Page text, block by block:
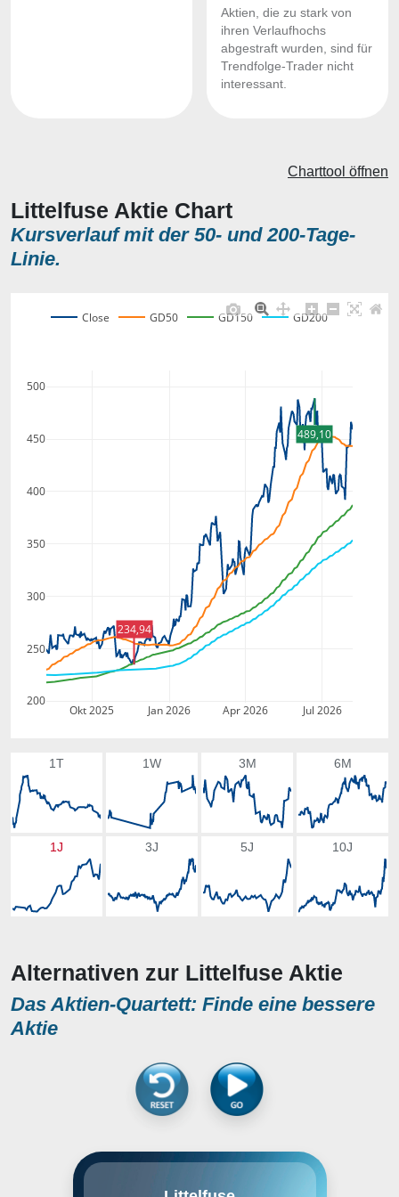
Aktien, die zu stark von
ihren Verlaufhochs
abgestraft wurden, sind für
Trendfolge-Trader nicht
interessant.
Littelfuse Aktie Chart
Kursverlauf mit der 50- und 200-Tage-
Linie.
Charttool öffnen
Okt 2025 Jan 2026 Apr 2026 Jul 2026
200
250
300
350
400
450
500
Close GD50 GD150 GD200
489,10
234,94
1T 1W 3M 6M
1J 3J 5J 10J
Alternativen zur Littelfuse Aktie
Das Aktien-Quartett: Finde eine bessere
Aktie